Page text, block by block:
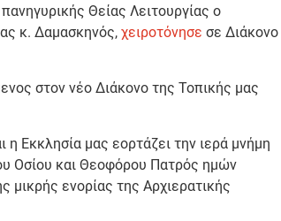
Θείας Λειτουργίας ο
κ. Δαμασκηνός, χειροτόνησε σε Διάκονο
στον νέο Διάκονο της Τοπικής μας
Εκκλησία μας εορτάζει την ιερά μνήμη
Οσίου και Θεοφόρου Πατρός ημών
ενορίας της Αρχιερατικής